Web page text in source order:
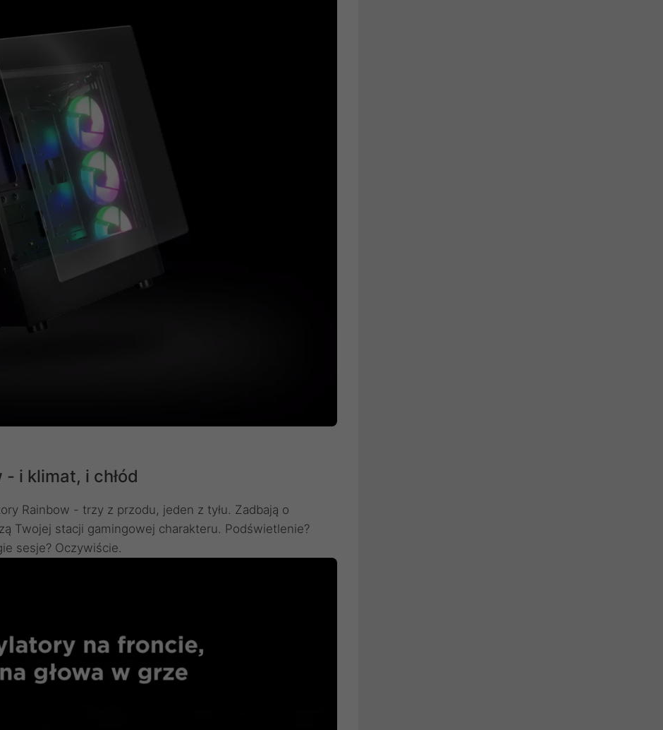
i klimat, i chłód
Rainbow - trzy z przodu, jeden z tyłu. Zadbają o
Twojej stacji gamingowej charakteru. Podświetlenie?
sesje? Oczywiście.